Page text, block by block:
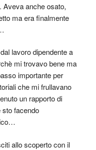
Aveva anche osato,
ma era finalmente
dal lavoro dipendente a
mi trovavo bene ma
importante per
che mi frullavano
un rapporto di
sto facendo
allo scoperto con il